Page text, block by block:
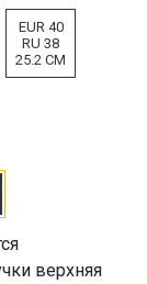
EUR 40
RU 38
25.2 CM
верхняя